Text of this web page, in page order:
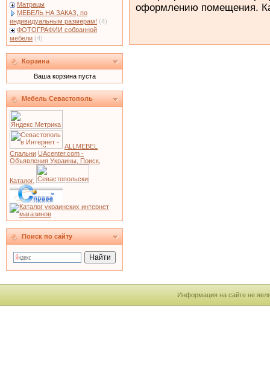
Матрацы
МЕБЕЛЬ НА ЗАКАЗ, по
индивидуальным размерам! (4)
ФОТОГРАФИИ собранной
мебели (4)
Корзина
Ваша корзина пуста
Мебель Севастополь
ALLMEBEL
Спальни UAcenter.com -
Объявления Украины, Поиск,
Каталог.
Поиск по сайту
оформлению помещения.
Информация на сайте не